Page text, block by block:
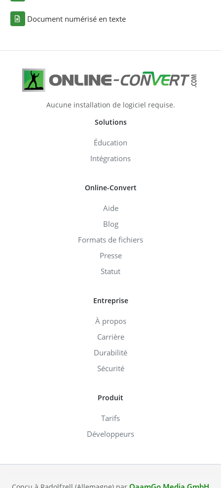
Document numérisé en texte
Aucune installation de logiciel requise.
Solutions
Éducation
Intégrations
Online-Convert
Aide
Blog
Formats de fichiers
Presse
Statut
Entreprise
À propos
Carrière
Durabilité
Sécurité
Produit
Tarifs
Développeurs